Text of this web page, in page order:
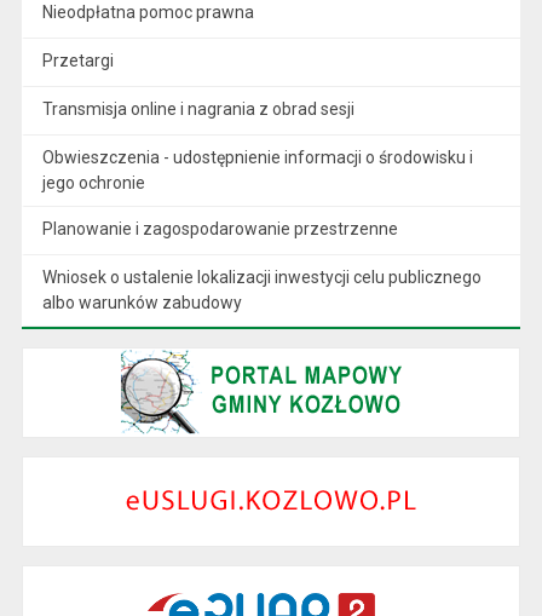
Nieodpłatna pomoc prawna
Przetargi
Transmisja online i nagrania z obrad sesji
Obwieszczenia - udostępnienie informacji o środowisku i
jego ochronie
Planowanie i zagospodarowanie przestrzenne
Wniosek o ustalenie lokalizacji inwestycji celu publicznego
albo warunków zabudowy